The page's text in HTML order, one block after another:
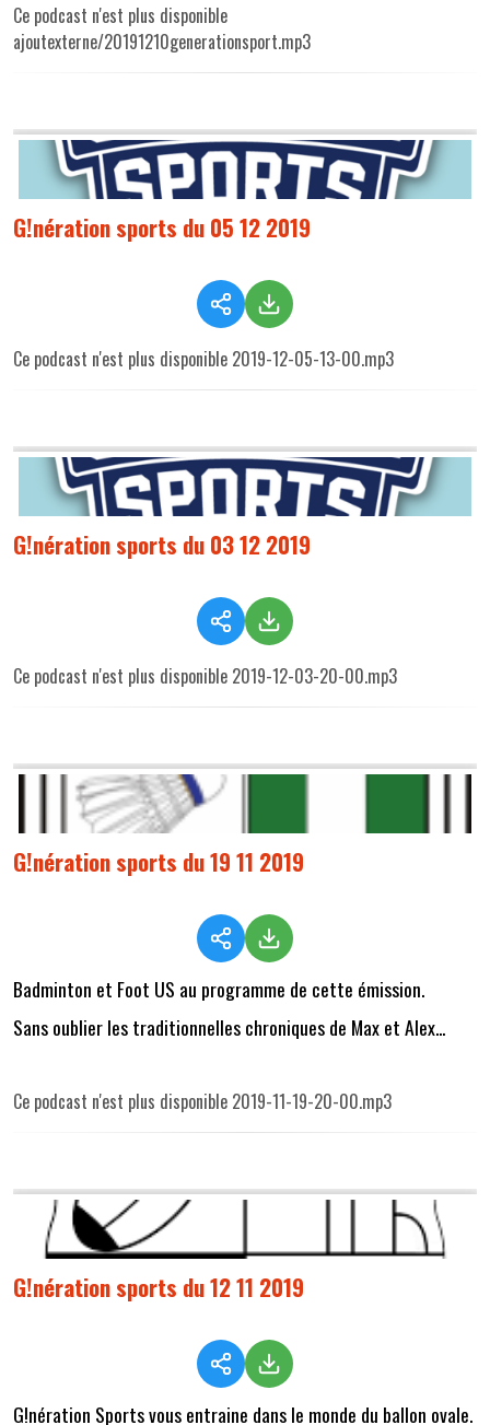
Ce podcast n'est plus disponible
ajoutexterne/20191210generationsport.mp3
G!nération sports du 05 12 2019
Ce podcast n'est plus disponible 2019-12-05-13-00.mp3
G!nération sports du 03 12 2019
Ce podcast n'est plus disponible 2019-12-03-20-00.mp3
G!nération sports du 19 11 2019
Badminton et Foot US au programme de cette émission.
Sans oublier les traditionnelles chroniques de Max et Alex...
Ce podcast n'est plus disponible 2019-11-19-20-00.mp3
G!nération sports du 12 11 2019
G!nération Sports vous entraine dans le monde du ballon ovale.